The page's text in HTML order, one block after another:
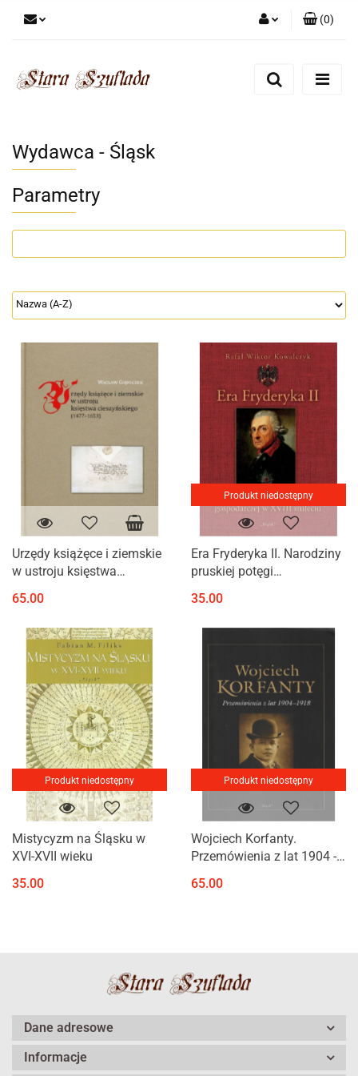
Zarejestruj się
(0)
Wydawca - Śląsk
Parametry
Urzędy książęce i ziemskie
w ustroju księstwa
65.00
Produkt niedostępny
Era Fryderyka II. Narodziny
pruskiej potęgi
stuleciu
35.00
Produkt niedostępny
Mistycyzm na Śląsku w
XVI-XVII wieku
35.00
Produkt niedostępny
Wojciech Korfanty.
Przemówienia z lat 1904 -
65.00
Dane adresowe
Informacje